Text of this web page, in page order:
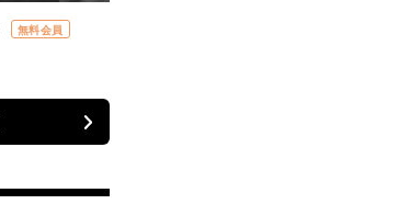
無料会員